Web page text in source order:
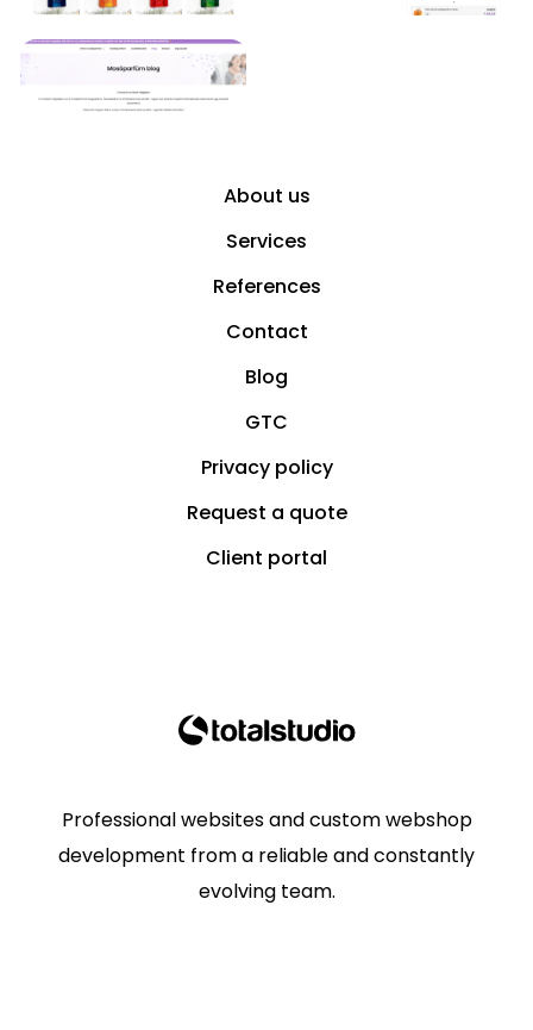
About us
Services
References
Contact
Blog
GTC
Privacy policy
Request a quote
Client portal
Professional websites and custom webshop
development from a reliable and constantly
evolving team.